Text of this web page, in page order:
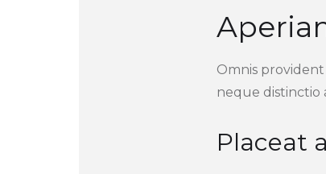
Omnis
neque distinctio
Placeat